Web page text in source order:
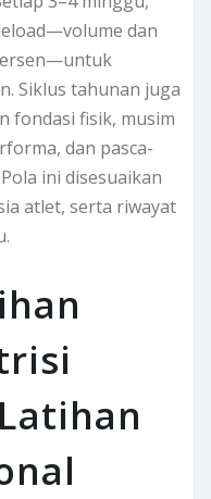
dan
Siklus tahunan juga
fondasi fisik, musim
dan pasca-
ini disesuaikan
atlet, serta riwayat